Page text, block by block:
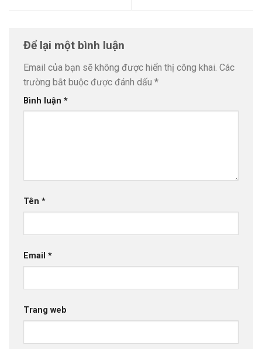
Để lại một bình luận
Email của bạn sẽ không được hiển thị công khai. Các
trường bắt buộc được đánh dấu *
Bình luận *
Tên *
Email *
Trang web